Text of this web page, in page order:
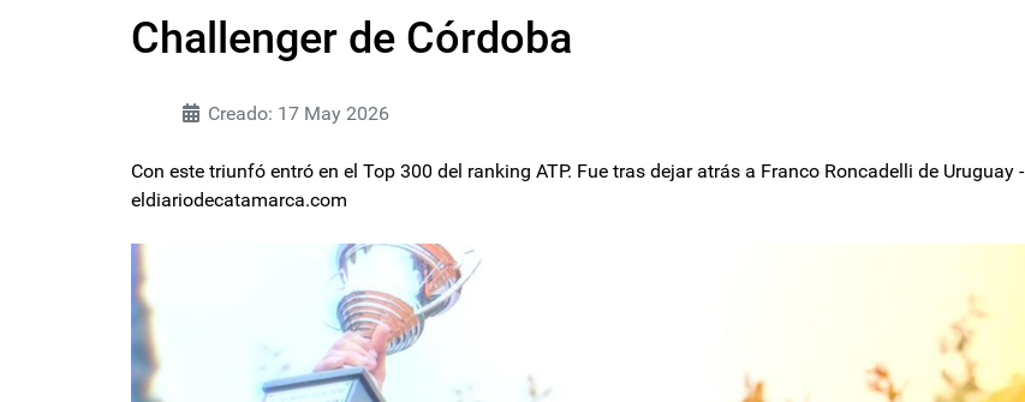
Challenger de Córdoba
Creado: 17 May 2026
Con este triunfó entró en el Top 300 del ranking ATP. Fue tras dejar atrás a Franco Roncadelli de Uruguay -
eldiariodecatamarca.com